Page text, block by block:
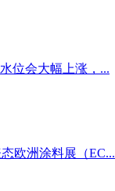
位会大幅上涨，...
欧洲涂料展（EC...